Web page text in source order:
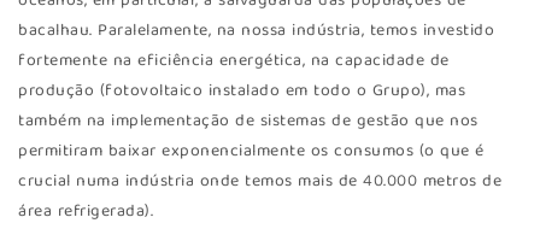
bacalhau. Paralelamente, na nossa indústria, temos investido
fortemente na eficiência energética, na capacidade de
produção (fotovoltaico instalado em todo o Grupo), mas
também na implementação de sistemas de gestão que nos
permitiram baixar exponencialmente os consumos (o que é
crucial numa indústria onde temos mais de 40.000 metros de
área refrigerada).